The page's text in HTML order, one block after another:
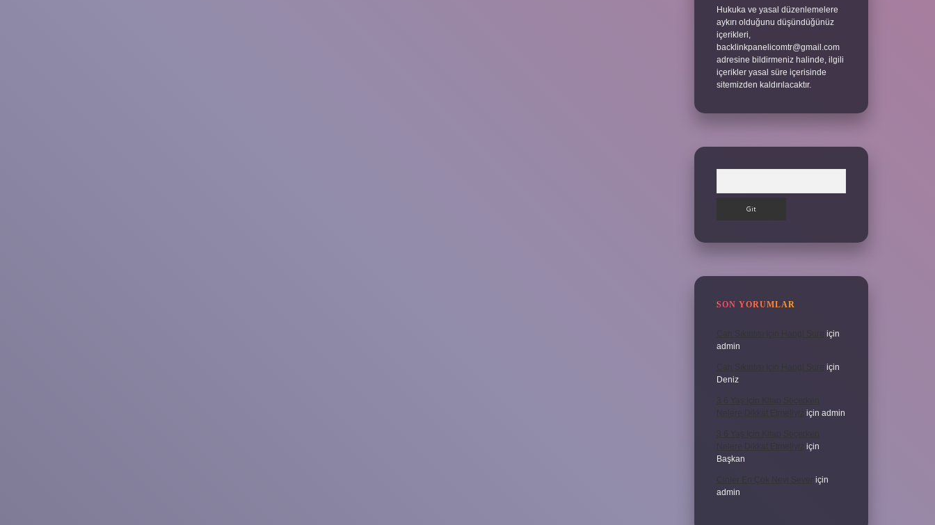
Hukuka ve yasal düzenlemelere
aykırı olduğunu düşündüğünüz
içerikleri,
backlinkpanelicomtr@gmail.com
adresine bildirmeniz halinde, ilgili
içerikler yasal süre içerisinde
sitemizden kaldırılacaktır.
SON YORUMLAR
Can Sıkıntısı Için Hangi Sure için
admin
Can Sıkıntısı Için Hangi Sure için
Deniz
3 6 Yaş Için Kitap Seçerken
Nelere Dikkat Etmeliyiz için admin
3 6 Yaş Için Kitap Seçerken
Nelere Dikkat Etmeliyiz için
Başkan
Cinler En Çok Neyi Sever için
admin